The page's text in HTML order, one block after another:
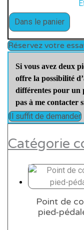
q
u
a
n
d
e
C
X
Dans le panier
Réservez votre
Si vous avez deux
offre la possibilité
différentes pour un
pas à me contacter
Il suffit de demander
Catégorie
Point de
pied-